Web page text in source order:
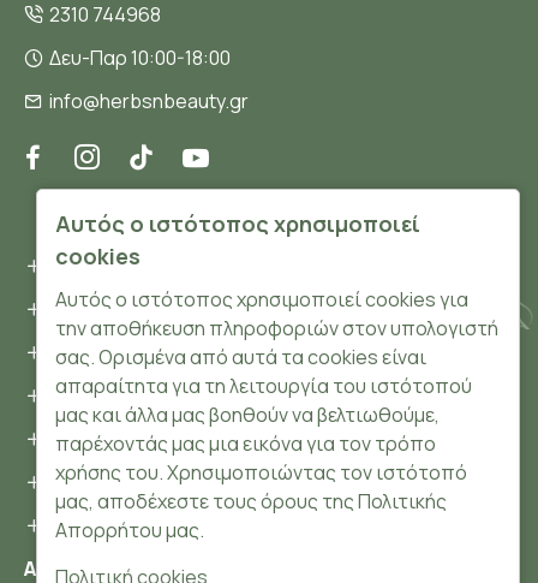
2310 744968
Δευ-Παρ 10:00-18:00
info@herbsnbeauty.gr
ΠΛΗΡΟΦΟΡΊΕΣ
Όροι και συνθήκες
Προσωπικά δεδομένα
Ασφάλεια
Τρόποι Πληρωμής
Τρόποι Αποστολής
Επιστροφές Προϊόντων
Cookies
Αριθμός ΓΕΜΗ: 148204106000
Αυτός ο ιστότοπος χρησιμοποιεί
cookies
Αυτός ο ιστότοπος χρησιμοποιεί cookies για
την αποθήκευση πληροφοριών στον υπολογιστή
σας. Ορισμένα από αυτά τα cookies είναι
απαραίτητα για τη λειτουργία του ιστότοπού
μας και άλλα μας βοηθούν να βελτιωθούμε,
παρέχοντάς μας μια εικόνα για τον τρόπο
χρήσης του. Χρησιμοποιώντας τον ιστότοπό
μας, αποδέχεστε τους όρους της Πολιτικής
Απορρήτου μας.
Πολιτική cookies